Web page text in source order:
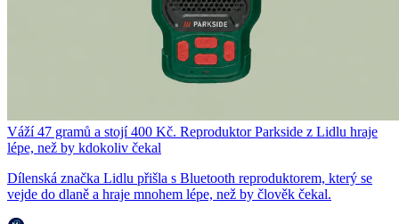
Váží 47 gramů a stojí 400 Kč. Reproduktor Parkside z Lidlu hraje
lépe, než by kdokoliv čekal
Dílenská značka Lidlu přišla s Bluetooth reproduktorem, který se
vejde do dlaně a hraje mnohem lépe, než by člověk čekal.